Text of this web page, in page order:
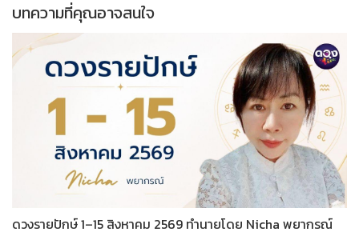
บทความที่คุณอาจสนใจ
ดวงรายปักษ์ 1–15 สิงหาคม 2569 ทำนายโดย Nicha พยากรณ์